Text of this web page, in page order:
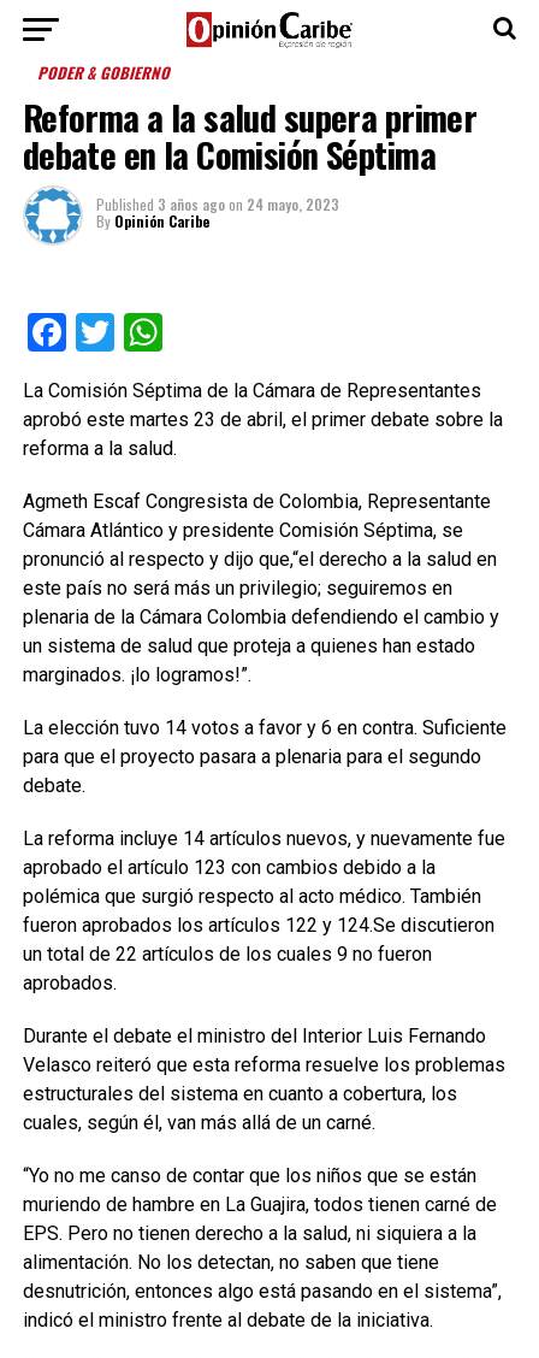
PODER & GOBIERNO
Reforma a la salud supera primer
debate en la Comisión Séptima
Published 3 años agoon 24 mayo, 2023
By Opinión Caribe
Facebook
TwitterWhatsApp
La Comisión Séptima de la Cámara de Representantes
aprobó este martes 23 de abril, el primer debate sobre la
reforma a la salud.
Agmeth Escaf Congresista de Colombia, Representante
Cámara Atlántico y presidente Comisión Séptima, se
pronunció al respecto y dijo que,“el derecho a la salud en
este país no será más un privilegio; seguiremos en
plenaria de la Cámara Colombia defendiendo el cambio y
un sistema de salud que proteja a quienes han estado
marginados. ¡lo logramos!”.
La elección tuvo 14 votos a favor y 6 en contra. Suficiente
para que el proyecto pasara a plenaria para el segundo
debate.
La reforma incluye 14 artículos nuevos, y nuevamente fue
aprobado el artículo 123 con cambios debido a la
polémica que surgió respecto al acto médico. También
fueron aprobados los artículos 122 y 124.Se discutieron
un total de 22 artículos de los cuales 9 no fueron
aprobados.
Durante el debate el ministro del Interior Luis Fernando
Velasco reiteró que esta reforma resuelve los problemas
estructurales del sistema en cuanto a cobertura, los
cuales, según él, van más allá de un carné.
“Yo no me canso de contar que los niños que se están
muriendo de hambre en La Guajira, todos tienen carné de
EPS. Pero no tienen derecho a la salud, ni siquiera a la
alimentación. No los detectan, no saben que tiene
desnutrición, entonces algo está pasando en el sistema”,
indicó el ministro frente al debate de la iniciativa.